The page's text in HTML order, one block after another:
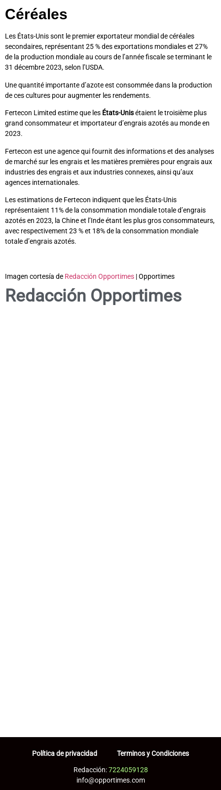
Céréales
Les États-Unis sont le premier exportateur mondial de céréales
secondaires, représentant 25 % des exportations mondiales et 27%
de la production mondiale au cours de l’année fiscale se terminant le
31 décembre 2023, selon l’USDA.
Une quantité importante d’azote est consommée dans la production
de ces cultures pour augmenter les rendements.
Fertecon Limited estime que les États-Unisétaient le troisième plus
grand consommateur et importateur d’engrais azotés au monde en
2023.
Fertecon est une agence qui fournit des informations et des analyses
de marché sur les engrais et les matières premières pour engrais aux
industries des engrais et aux industries connexes, ainsi qu’aux
agences internationales.
Les estimations de Fertecon indiquent que les États-Unis
représentaient 11% de la consommation mondiale totale d’engrais
azotés en 2023, la Chine et l’Inde étant les plus gros consommateurs,
avec respectivement 23 % et 18% de la consommation mondiale
totale d’engrais azotés.
Imagen cortesía de Redacción Opportimes | Opportimes
Redacción Opportimes
Política de privacidad Terminos y Condiciones
Redacción:7224059128
info@opportimes.com